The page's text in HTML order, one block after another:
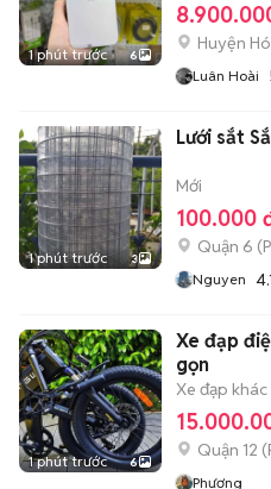
1 phút trước 6
Huyện
Luân Hoài
1 phút trước 3
Lưới sắt
Mới
100.000
Quận 6 (
Nguyen
1 phút trước 6
Xe đạp
gọn
Xe đạp khác
Quận 12 (
Phương